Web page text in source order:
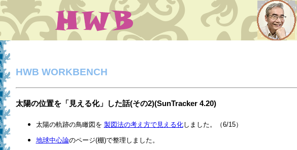
HWB WORKBENCH
太陽の位置を「見える化」した話(その2)(SunTracker 4.20)
太陽の軌跡の鳥瞰図を 製図法の考え方で見える化しました。（6/15）
地球中心論のページ(棚)で整理しました。